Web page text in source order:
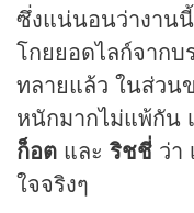
ซึ่งแน่นอนว่างาน
โกยยอดไลก์จาก
ทลายแล้ว ในส่วน
หนักมากไม่แพ้กัน
ก็อต และ ริชชี่ ว่า
ใจจริงๆ